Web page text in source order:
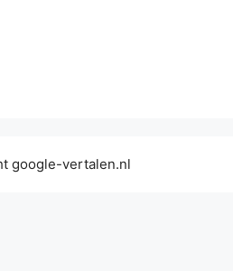
google-vertalen.nl